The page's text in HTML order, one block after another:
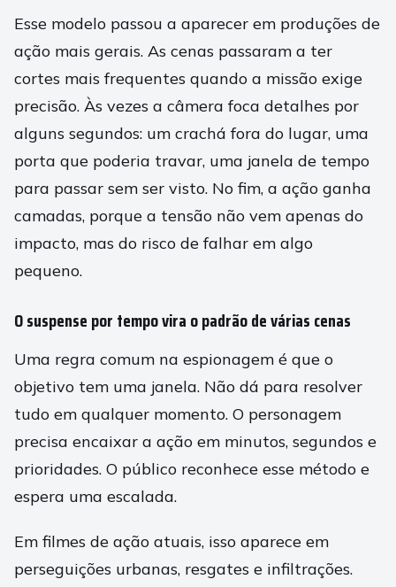
Esse modelo passou a aparecer em produções de
ação mais gerais. As cenas passaram a ter
cortes mais frequentes quando a missão exige
precisão. Às vezes a câmera foca detalhes por
alguns segundos: um crachá fora do lugar, uma
porta que poderia travar, uma janela de tempo
para passar sem ser visto. No fim, a ação ganha
camadas, porque a tensão não vem apenas do
impacto, mas do risco de falhar em algo
pequeno.
O suspense por tempo vira o padrão de várias cenas
Uma regra comum na espionagem é que o
objetivo tem uma janela. Não dá para resolver
tudo em qualquer momento. O personagem
precisa encaixar a ação em minutos, segundos e
prioridades. O público reconhece esse método e
espera uma escalada.
Em filmes de ação atuais, isso aparece em
perseguições urbanas, resgates e infiltrações.